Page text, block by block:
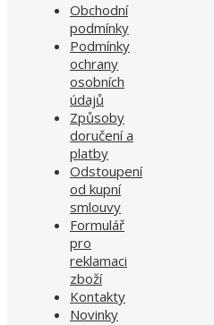
Obchodní
podmínky
Podmínky
ochrany
osobních
údajů
Způsoby
doručení a
platby
Odstoupení
od kupní
smlouvy
Formulář
pro
reklamaci
zboží
Kontakty
Novinky